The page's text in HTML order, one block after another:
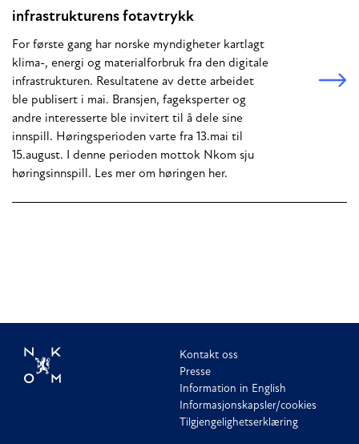
infrastrukturens fotavtrykk
For første gang har norske myndigheter kartlagt
klima-, energi og materialforbruk fra den digitale
infrastrukturen. Resultatene av dette arbeidet
ble publisert i mai. Bransjen, fageksperter og
andre interesserte ble invitert til å dele sine
innspill. Høringsperioden varte fra 13.mai til
15.august. I denne perioden mottok Nkom sju
høringsinnspill. Les mer om høringen her.
Kontakt oss
Presse
Information in English
Informasjonskapsler/cookies
Tilgjengelighetserklæring